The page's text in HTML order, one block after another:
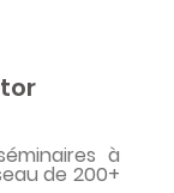
à
de 200+